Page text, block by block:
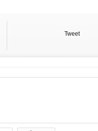
Tweet